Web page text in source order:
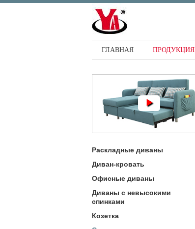
ГЛАВНАЯ ПРОДУКЦИЯ
Раскладные диваны
Диван-кровать
Офисные диваны
Диваны с невысокими
спинками
Козетка